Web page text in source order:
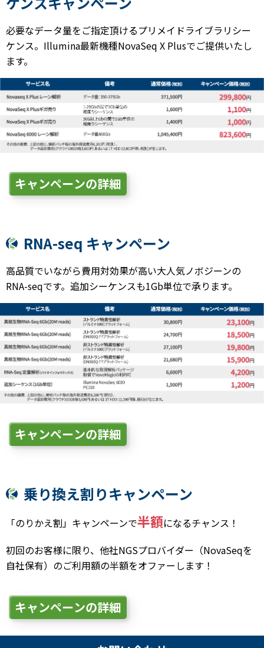
必要なデータ量をご指定頂けるプリメイドライブラリシー
ケンス。Illumina最新機種NovaSeq X Plusでご提供いたし
ます。
キャンペーンの詳細
RNA-seq キャンペーン
高品質でいながら費用対効果が高い大人気ノボジーンの
RNA-seqです。追加シーケンスも1Gb単位で承ります。
キャンペーンの詳細
乗り換え割りキャンペーン
「のりかえ割」キャンペーンで半額になるチャンス！
初回のお客様に限り、他社NGSプロバイダー（NovaSeqを
自社保有）のご利用額の半額をオファーします！
キャンペーンの詳細